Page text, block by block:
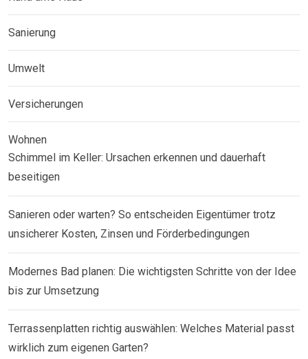
Sanierung
Umwelt
Versicherungen
Wohnen
Schimmel im Keller: Ursachen erkennen und dauerhaft
beseitigen
Sanieren oder warten? So entscheiden Eigentümer trotz
unsicherer Kosten, Zinsen und Förderbedingungen
Modernes Bad planen: Die wichtigsten Schritte von der Idee
bis zur Umsetzung
Terrassenplatten richtig auswählen: Welches Material passt
wirklich zum eigenen Garten?